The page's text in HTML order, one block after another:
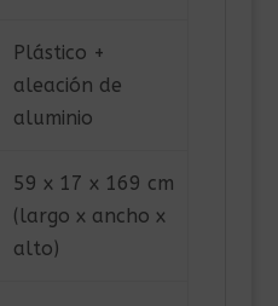
Plástico +
aleación de
aluminio
59 x 17 x 169 cm
(largo x ancho x
alto)